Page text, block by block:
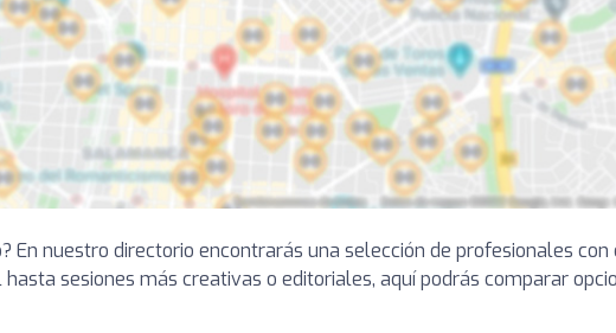
En nuestro directorio encontrarás una selección de profesionales
sesiones más creativas o editoriales, aquí podrás comparar